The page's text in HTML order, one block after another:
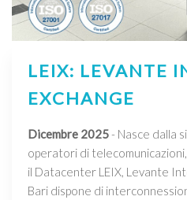
LEIX: LEVANTE
EXCHANGE
Dicembre 2025- Nasce dalla
operatori di
il Datacenter LEIX, Levante
Bari dispone di